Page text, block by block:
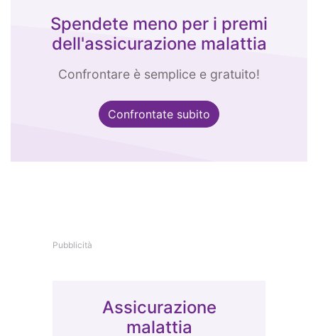
Spendete meno per i premi
dell'assicurazione malattia
Confrontare è semplice e gratuito!
Confrontate subito
Pubblicità
Assicurazione
malattia